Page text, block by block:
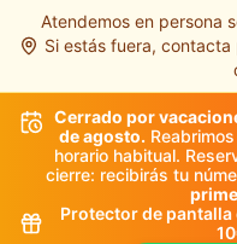
Saltar al contenido
Atendemos en persona
Si estás fuera,
Cerrado por
de agosto.
horario habitual.
cierre: recibirás tu
Protector de